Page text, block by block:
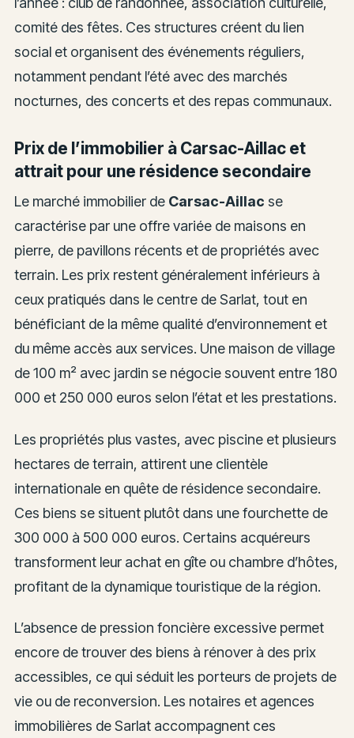
comité des fêtes. Ces structures créent du lien
social et organisent des événements réguliers,
notamment pendant l’été avec des marchés
nocturnes, des concerts et des repas communaux.
Prix de l’immobilier à Carsac-Aillac et
attrait pour une résidence secondaire
Le marché immobilier de Carsac-Aillac se
caractérise par une offre variée de maisons en
pierre, de pavillons récents et de propriétés avec
terrain. Les prix restent généralement inférieurs à
ceux pratiqués dans le centre de Sarlat, tout en
bénéficiant de la même qualité d’environnement et
du même accès aux services. Une maison de village
de 100 m² avec jardin se négocie souvent entre 180
000 et 250 000 euros selon l’état et les prestations.
Les propriétés plus vastes, avec piscine et plusieurs
hectares de terrain, attirent une clientèle
internationale en quête de résidence secondaire.
Ces biens se situent plutôt dans une fourchette de
300 000 à 500 000 euros. Certains acquéreurs
transforment leur achat en gîte ou chambre d’hôtes,
profitant de la dynamique touristique de la région.
L’absence de pression foncière excessive permet
encore de trouver des biens à rénover à des prix
accessibles, ce qui séduit les porteurs de projets de
vie ou de reconversion. Les notaires et agences
immobilières de Sarlat accompagnent ces